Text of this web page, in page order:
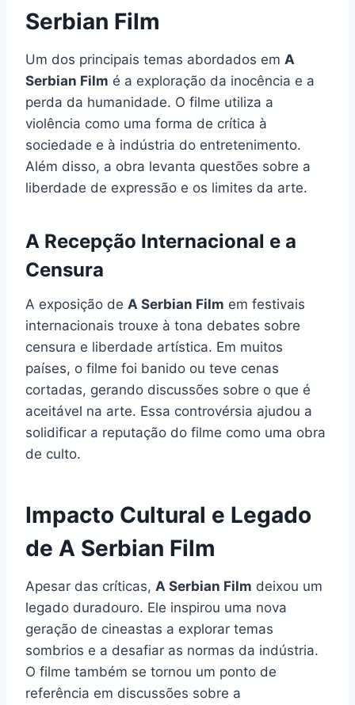
Serbian Film
Um dos principais temas abordados em A
Serbian Film é a exploração da inocência e a
perda da humanidade. O filme utiliza a
violência como uma forma de crítica à
sociedade e à indústria do entretenimento.
Além disso, a obra levanta questões sobre a
liberdade de expressão e os limites da arte.
A Recepção Internacional e a
Censura
A exposição de A Serbian Film em festivais
internacionais trouxe à tona debates sobre
censura e liberdade artística. Em muitos
países, o filme foi banido ou teve cenas
cortadas, gerando discussões sobre o que é
aceitável na arte. Essa controvérsia ajudou a
solidificar a reputação do filme como uma obra
de culto.
Impacto Cultural e Legado
de A Serbian Film
Apesar das críticas, A Serbian Film deixou um
legado duradouro. Ele inspirou uma nova
geração de cineastas a explorar temas
sombrios e a desafiar as normas da indústria.
O filme também se tornou um ponto de
referência em discussões sobre a